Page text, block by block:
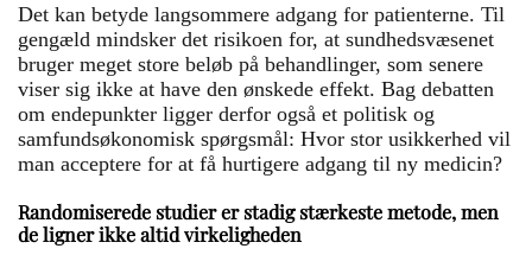
Det kan betyde langsommere adgang for patienterne. Til
gengæld mindsker det risikoen for, at sundhedsvæsenet
bruger meget store beløb på behandlinger, som senere
viser sig ikke at have den ønskede effekt. Bag debatten
om endepunkter ligger derfor også et politisk og
samfundsøkonomisk spørgsmål: Hvor stor usikkerhed vil
man acceptere for at få hurtigere adgang til ny medicin?
Randomiserede studier er stadig stærkeste metode, men
de ligner ikke altid virkeligheden